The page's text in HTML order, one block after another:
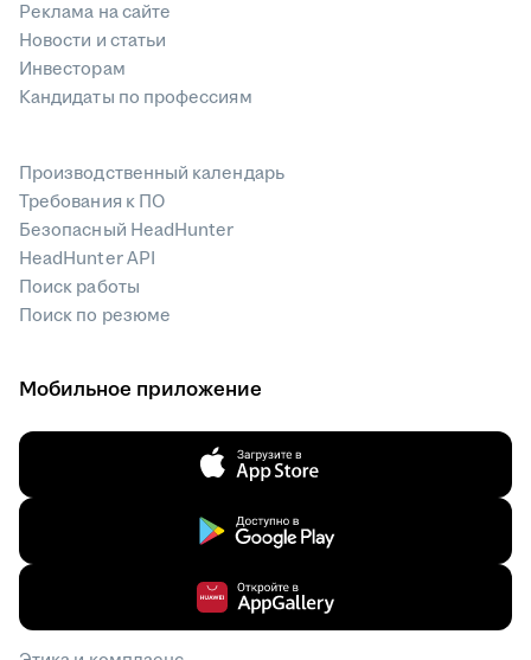
Реклама на сайте
Новости и статьи
Инвесторам
Кандидаты по профессиям
Производственный календарь
Требования к ПО
Безопасный HeadHunter
HeadHunter API
Поиск работы
Поиск по резюме
Мобильное приложение